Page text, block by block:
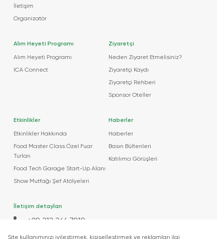
İletişim
Organizatör
Alım Heyeti Programı
Alım Heyeti Programı
ICA Connect
Ziyaretçi
Neden Ziyaret Etmelisiniz?
Ziyaretçi Kaydı
Ziyaretçi Rehberi
Sponsor Oteller
Etkinlikler
Etkinlikler Hakkında
Food Master Class Özel Fuar
Turları
Food Tech Garage Start-Up Alanı
Show Mutfağı Şef Atölyeleri
Haberler
Haberler
Basın Bültenleri
Katılımcı Görüşleri
İletişim detayları
+90 212 266 7010
info.turkey@icaevents.com.tr